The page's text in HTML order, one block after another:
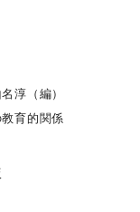
淳（編）
育的関係